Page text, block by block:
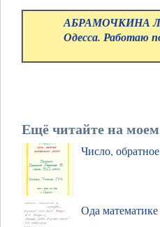
АБРАМОЧКИНА
Одесса. Работаю
Ещё читайте на моем
Число,
Ода математике